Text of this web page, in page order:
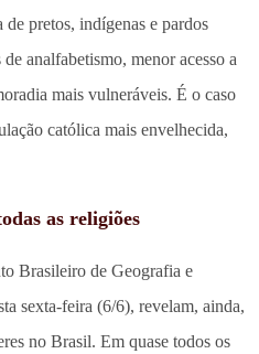
de pretos, indígenas e pardos
analfabetismo, menor acesso a
mais vulneráveis. É o caso
católica mais envelhecida,
as religiões
Brasileiro de Geografia e
sexta-feira (6/6), revelam, ainda,
no Brasil. Em quase todos os